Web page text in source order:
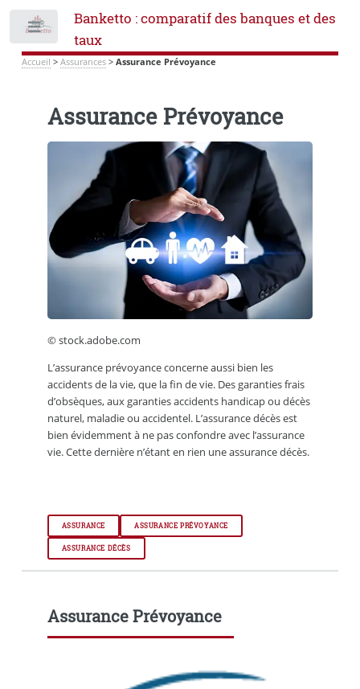
Banketto : comparatif des banques et des
taux
Accueil > Assurances> Assurance Prévoyance
Assurance Prévoyance
© stock.adobe.com
L’assurance prévoyance concerne aussi bien les
accidents de la vie, que la fin de vie. Des garanties frais
d’obsèques, aux garanties accidents handicap ou décès
naturel, maladie ou accidentel. L’assurance décès est
bien évidemment à ne pas confondre avec l’assurance
vie. Cette dernière n’étant en rien une assurance décès.
ASSURANCE ASSURANCE PRÉVOYANCE
ASSURANCE DÉCÈS
Assurance Prévoyance